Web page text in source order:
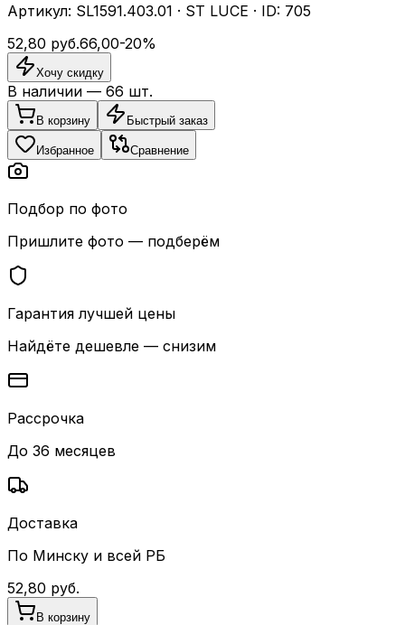
Артикул: SL1591.403.01 · ST LUCE · ID: 705
52,80 руб.66,00-20%
Хочу скидку
В наличии — 66 шт.
В корзину Быстрый заказ
Избранное Сравнение
Подбор по фото
Пришлите фото — подберём
Гарантия лучшей цены
Найдёте дешевле — снизим
Рассрочка
До 36 месяцев
Доставка
По Минску и всей РБ
52,80 руб.
В корзину